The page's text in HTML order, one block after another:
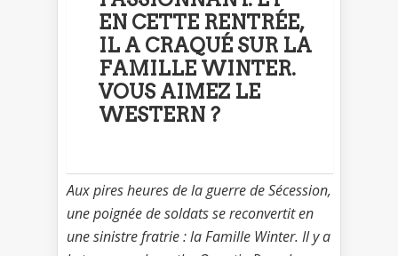
EN CETTE RENTRÉE,
IL A CRAQUÉ SUR LA
FAMILLE WINTER.
VOUS AIMEZ LE
WESTERN ?
Aux pires heures de la guerre de Sécession,
une poignée de soldats se reconvertit en
une sinistre fratrie : la Famille Winter. Il y a